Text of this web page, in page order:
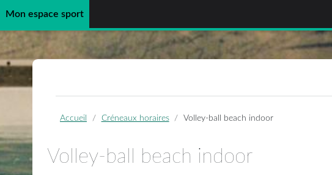
Passer au contenu principal
Mon espace sport
Accueil Créneaux horaires Volley-ball beach indoor
Volley-ball beach indoor